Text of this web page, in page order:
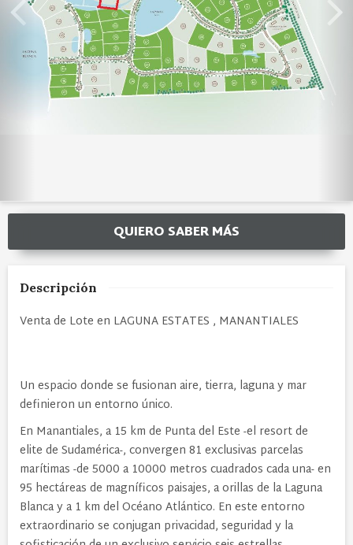
QUIERO SABER MÁS
Descripción
Venta de Lote en LAGUNA ESTATES , MANANTIALES
Un espacio donde se fusionan aire, tierra, laguna y mar
definieron un entorno único.
En Manantiales, a 15 km de Punta del Este -el resort de
elite de Sudamérica-, convergen 81 exclusivas parcelas
marítimas -de 5000 a 10000 metros cuadrados cada una- en
95 hectáreas de magníficos paisajes, a orillas de la Laguna
Blanca y a 1 km del Océano Atlántico. En este entorno
extraordinario se conjugan privacidad, seguridad y la